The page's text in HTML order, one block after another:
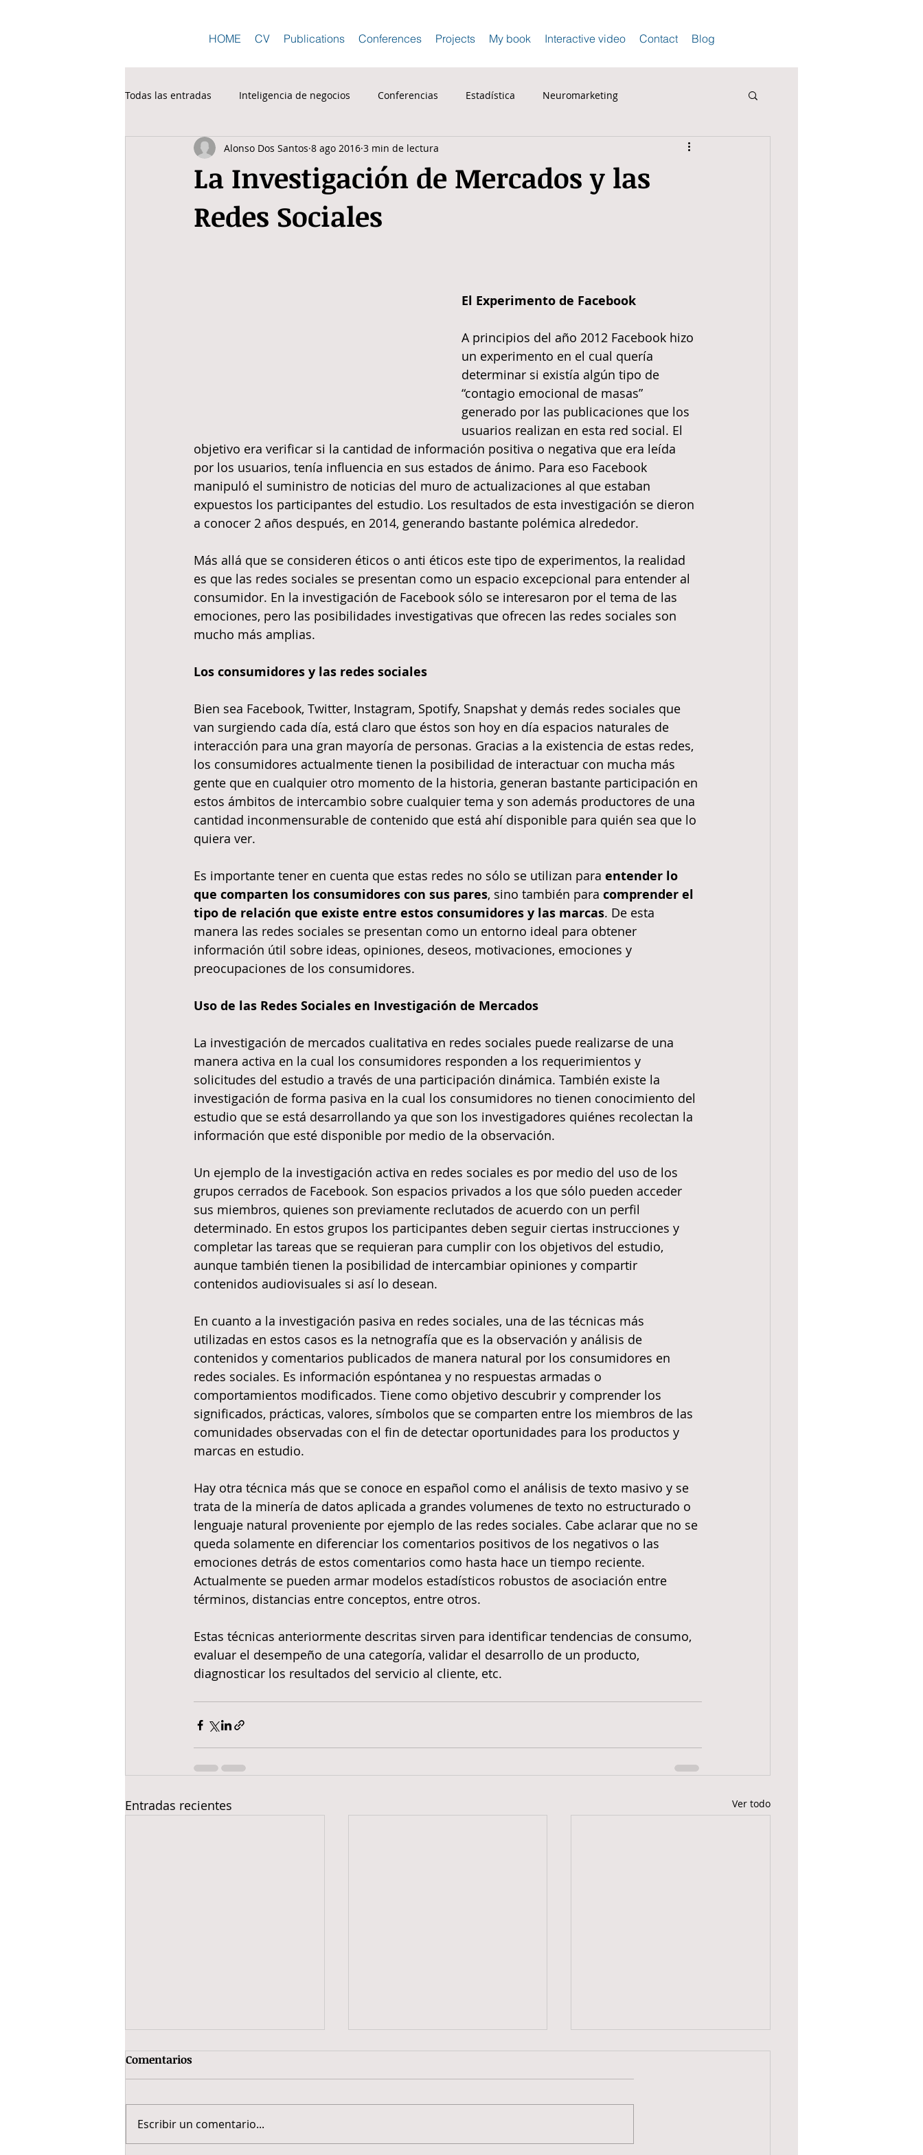
HOME CV Publications Conferences Projects My book Interactive video Contact Blog
Todas las entradas Inteligencia de negocios Conferencias Estadística Neuromarketing
La Investigación de Mercados y las
Redes Sociales
Alonso Dos Santos 8 ago 2016 3 min de lectura
El Experimento de Facebook
A principios del año 2012 Facebook hizo
un experimento en el cual quería
determinar si existía algún tipo de
“contagio emocional de masas”
generado por las publicaciones que los
usuarios realizan en esta red social. El
objetivo era verificar si la cantidad de información positiva o negativa que era leída
por los usuarios, tenía influencia en sus estados de ánimo. Para eso Facebook
manipuló el suministro de noticias del muro de actualizaciones al que estaban
expuestos los participantes del estudio. Los resultados de esta investigación se dieron
a conocer 2 años después, en 2014, generando bastante polémica alrededor.
Más allá que se consideren éticos o anti éticos este tipo de experimentos, la realidad
es que las redes sociales se presentan como un espacio excepcional para entender al
consumidor. En la investigación de Facebook sólo se interesaron por el tema de las
emociones, pero las posibilidades investigativas que ofrecen las redes sociales son
mucho más amplias.
Los consumidores y las redes sociales
Bien sea Facebook, Twitter, Instagram, Spotify, Snapshat y demás redes sociales que
van surgiendo cada día, está claro que éstos son hoy en día espacios naturales de
interacción para una gran mayoría de personas. Gracias a la existencia de estas redes,
los consumidores actualmente tienen la posibilidad de interactuar con mucha más
gente que en cualquier otro momento de la historia, generan bastante participación en
estos ámbitos de intercambio sobre cualquier tema y son además productores de una
cantidad inconmensurable de contenido que está ahí disponible para quién sea que lo
quiera ver.
Es importante tener en cuenta que estas redes no sólo se utilizan para entender lo
que comparten los consumidores con sus pares, sino también para comprender el
tipo de relación que existe entre estos consumidores y las marcas. De esta
manera las redes sociales se presentan como un entorno ideal para obtener
información útil sobre ideas, opiniones, deseos, motivaciones, emociones y
preocupaciones de los consumidores.
Uso de las Redes Sociales en Investigación de Mercados
La investigación de mercados cualitativa en redes sociales puede realizarse de una
manera activa en la cual los consumidores responden a los requerimientos y
solicitudes del estudio a través de una participación dinámica. También existe la
investigación de forma pasiva en la cual los consumidores no tienen conocimiento del
estudio que se está desarrollando ya que son los investigadores quiénes recolectan la
información que esté disponible por medio de la observación.
Un ejemplo de la investigación activa en redes sociales es por medio del uso de los
grupos cerrados de Facebook. Son espacios privados a los que sólo pueden acceder
sus miembros, quienes son previamente reclutados de acuerdo con un perfil
determinado. En estos grupos los participantes deben seguir ciertas instrucciones y
completar las tareas que se requieran para cumplir con los objetivos del estudio,
aunque también tienen la posibilidad de intercambiar opiniones y compartir
contenidos audiovisuales si así lo desean.
En cuanto a la investigación pasiva en redes sociales, una de las técnicas más
utilizadas en estos casos es la netnografía que es la observación y análisis de
contenidos y comentarios publicados de manera natural por los consumidores en
redes sociales. Es información espóntanea y no respuestas armadas o
comportamientos modificados. Tiene como objetivo descubrir y comprender los
significados, prácticas, valores, símbolos que se comparten entre los miembros de las
comunidades observadas con el fin de detectar oportunidades para los productos y
marcas en estudio.
Hay otra técnica más que se conoce en español como el análisis de texto masivo y se
trata de la minería de datos aplicada a grandes volumenes de texto no estructurado o
lenguaje natural proveniente por ejemplo de las redes sociales. Cabe aclarar que no se
queda solamente en diferenciar los comentarios positivos de los negativos o las
emociones detrás de estos comentarios como hasta hace un tiempo reciente.
Actualmente se pueden armar modelos estadísticos robustos de asociación entre
términos, distancias entre conceptos, entre otros.
Estas técnicas anteriormente descritas sirven para identificar tendencias de consumo,
evaluar el desempeño de una categoría, validar el desarrollo de un producto,
diagnosticar los resultados del servicio al cliente, etc.
Entradas recientes Ver todo
Comentarios
Escribir un comentario...